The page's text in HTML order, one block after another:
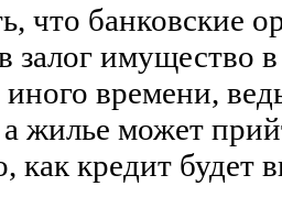
что банковские
залог имущество
иного времени,
жилье может
как кредит будет